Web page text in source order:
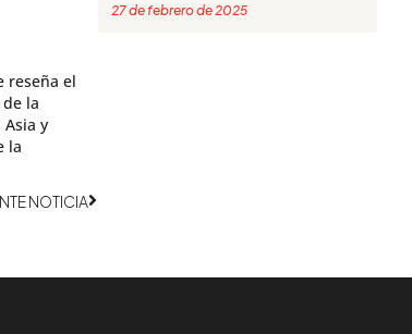
reseña el
la
y
la
NOTICIASiguiente
27 de febrero de 2025